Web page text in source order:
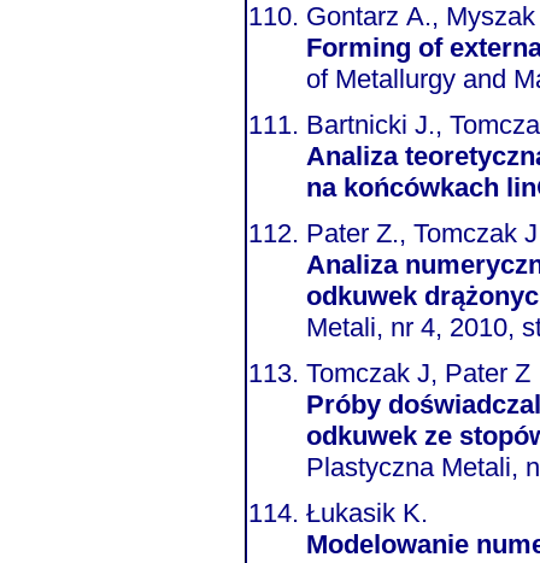
Gontarz A.,
Forming of
of Metallurgy and
Bartnicki J.,
Analiza
na końcówkach lin
Pater Z., Tomczak
Analiza
odkuwek
Metali, nr 4, 2010,
Tomczak J, Pater Z
Próby
odkuwek ze
Plastyczna Metali,
Łukasik K.
Modelowanie